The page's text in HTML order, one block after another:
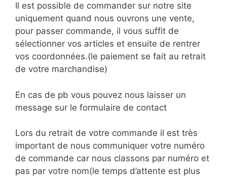
Il est possible de commander sur notre site
uniquement quand nous ouvrons une vente,
pour passer commande, il vous suffit de
sélectionner vos articles et ensuite de rentrer
vos coordonnées.(le paiement se fait au retrait
de votre marchandise)
En cas de pb vous pouvez nous laisser un
message sur le formulaire de contact
Lors du retrait de votre commande il est très
important de nous communiquer votre numéro
de commande car nous classons par numéro et
pas par votre nom(le temps d’attente est plus